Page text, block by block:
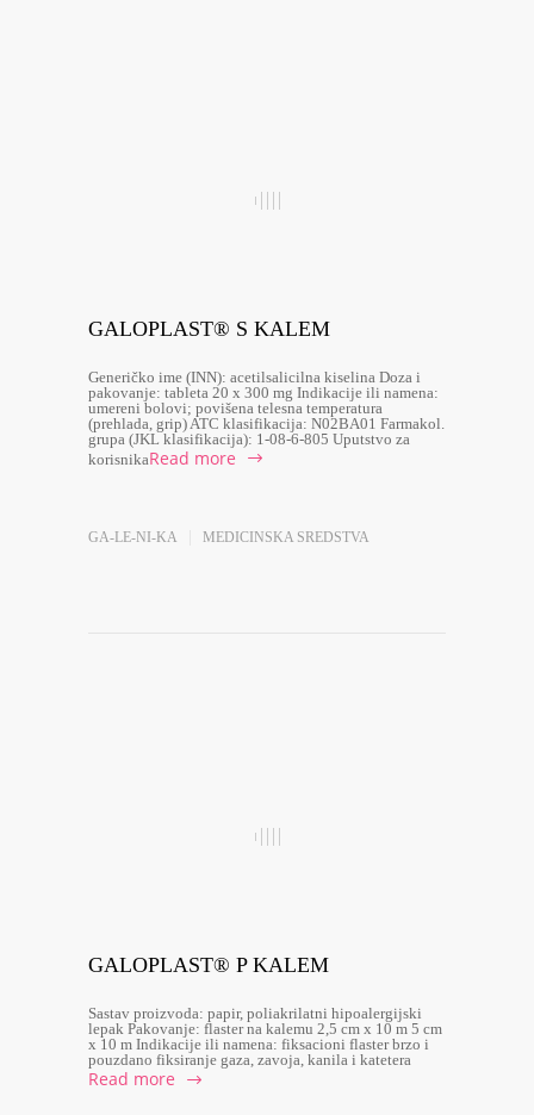
GALOPLAST® S KALEM
Generičko ime (INN): acetilsalicilna kiselina Doza i
pakovanje: tableta 20 x 300 mg Indikacije ili namena:
umereni bolovi; povišena telesna temperatura
(prehlada, grip) ATC klasifikacija: N02BA01 Farmakol.
grupa (JKL klasifikacija): 1-08-6-805 Uputstvo za
korisnikaRead more
GA-LE-NI-KA MEDICINSKA SREDSTVA
GALOPLAST® P KALEM
Sastav proizvoda: papir, poliakrilatni hipoalergijski
lepak Pakovanje: flaster na kalemu 2,5 cm x 10 m 5 cm
x 10 m Indikacije ili namena: fiksacioni flaster brzo i
pouzdano fiksiranje gaza, zavoja, kanila i katetera
Read more